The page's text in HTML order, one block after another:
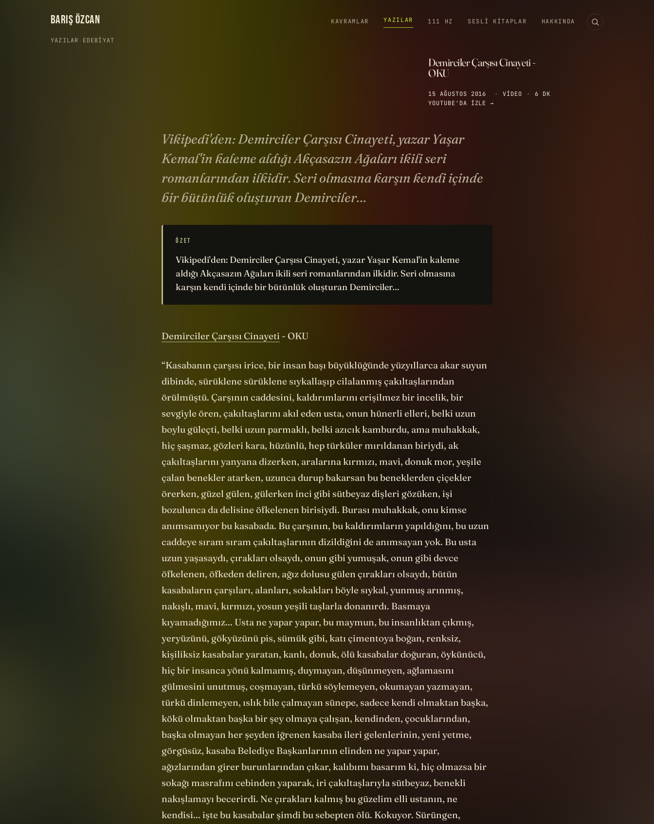
BARIŞ ÖZCAN KAVRAMLAR YAZILAR 111 HZ SESLI KITAPLAR HAKKINDA
YAZILAR › EDEBIYAT
Demirciler Çarşısı Cinayeti -
OKU
15 AĞUSTOS 2016 · VIDEO ·
6 DK
YOUTUBE'DA IZLE →
Vikipedi'den: Demirciler Çarşısı Cinayeti, yazar Yaşar
Kemal'in kaleme aldığı Akçasazın Ağaları ikili seri
romanlarından ilkidir. Seri olmasına karşın kendi içinde
bir bütünlük oluşturan Demirciler…
ÖZET
Vikipedi'den: Demirciler Çarşısı Cinayeti, yazar Yaşar Kemal'in kaleme
aldığı Akçasazın Ağaları ikili seri romanlarından ilkidir. Seri olmasına
karşın kendi içinde bir bütünlük oluşturan Demirciler…
Demirciler Çarşısı Cinayeti - OKU
“Kasabanın çarşısı irice, bir insan başı büyüklüğünde yüzyıllarca akar suyun
dibinde, sürüklene sürüklene sıykallaşıp cilalanmış çakıltaşlarından
örülmüştü. Çarşının caddesini, kaldırımlarını erişilmez bir incelik, bir
sevgiyle ören, çakıltaşlarını akıl eden usta, onun hünerli elleri, belki uzun
boylu güleçti, belki uzun parmaklı, belki azıcık kamburdu, ama muhakkak,
hiç şaşmaz, gözleri kara, hüzünlü, hep türküler mırıldanan biriydi, ak
çakıltaşlarını yanyana dizerken, aralarına kırmızı, mavi, donuk mor, yeşile
çalan benekler atarken, uzunca durup bakarsan bu beneklerden çiçekler
örerken, güzel gülen, gülerken inci gibi sütbeyaz dişleri gözüken, işi
bozulunca da delisine öfkelenen birisiydi. Burası muhakkak, onu kimse
anımsamıyor bu kasabada. Bu çarşının, bu kaldırımların yapıldığını, bu uzun
caddeye sıram sıram çakıltaşlarının dizildiğini de anımsayan yok. Bu usta
uzun yaşasaydı, çırakları olsaydı, onun gibi yumuşak, onun gibi devce
öfkelenen, öfkeden deliren, ağız dolusu gülen çırakları olsaydı, bütün
kasabaların çarşıları, alanları, sokakları böyle sıykal, yunmuş arınmış,
nakışlı, mavi, kırmızı, yosun yeşili taşlarla donanırdı. Basmaya
kıyamadığımız... Usta ne yapar yapar, bu maymun, bu insanlıktan çıkmış,
yeryüzünü, gökyüzünü pis, sümük gibi, katı çimentoya boğan, renksiz,
kişiliksiz kasabalar yaratan, kanlı, donuk, ölü kasabalar doğuran, öykünücü,
hiç bir insanca yönü kalmamış, duymayan, düşünmeyen, ağlamasını
gülmesini unutmuş, coşmayan, türkü söylemeyen, okumayan yazmayan,
türkü dinlemeyen, ıslık bile çalmayan sünepe, sadece kendi olmaktan başka,
kökü olmaktan başka bir şey olmaya çalışan, kendinden, çocuklarından,
başka olmayan her şeyden iğrenen kasaba ileri gelenlerinin, yeni yetme,
görgüsüz, kasaba Belediye Başkanlarının elinden ne yapar yapar,
ağızlarından girer burunlarından çıkar, kalıbımı basarım ki, hiç olmazsa bir
sokağı masrafını cebinden yaparak, iri çakıltaşlarıyla sütbeyaz, benekli
nakışlamayı becerirdi. Ne çırakları kalmış bu güzelim elli ustanın, ne
kendisi... işte bu kasabalar şimdi bu sebepten ölü. Kokuyor. Sürüngen,